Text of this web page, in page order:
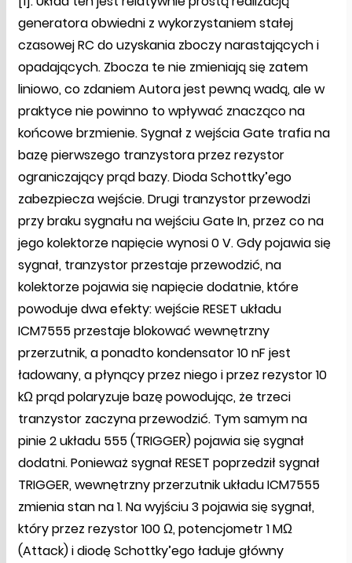
generatora obwiedni z wykorzystaniem stałej
czasowej RC do uzyskania zboczy narastających i
opadających. Zbocza te nie zmieniają się zatem
liniowo, co zdaniem Autora jest pewną wadą, ale w
praktyce nie powinno to wpływać znacząco na
końcowe brzmienie. Sygnał z wejścia Gate trafia na
bazę pierwszego tranzystora przez rezystor
ograniczający prąd bazy. Dioda Schottky’ego
zabezpiecza wejście. Drugi tranzystor przewodzi
przy braku sygnału na wejściu Gate In, przez co na
jego kolektorze napięcie wynosi 0 V. Gdy pojawia się
sygnał, tranzystor przestaje przewodzić, na
kolektorze pojawia się napięcie dodatnie, które
powoduje dwa efekty: wejście RESET układu
ICM7555 przestaje blokować wewnętrzny
przerzutnik, a ponadto kondensator 10 nF jest
ładowany, a płynący przez niego i przez rezystor 10
kΩ prąd polaryzuje bazę powodując, że trzeci
tranzystor zaczyna przewodzić. Tym samym na
pinie 2 układu 555 (TRIGGER) pojawia się sygnał
dodatni. Ponieważ sygnał RESET poprzedził sygnał
TRIGGER, wewnętrzny przerzutnik układu ICM7555
zmienia stan na 1. Na wyjściu 3 pojawia się sygnał,
który przez rezystor 100 Ω, potencjometr 1 MΩ
(Attack) i diodę Schottky’ego ładuje główny